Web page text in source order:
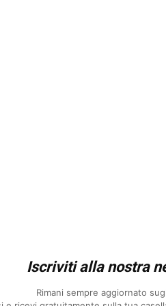
Iscriviti alla nostra
Rimani sempre aggiornato